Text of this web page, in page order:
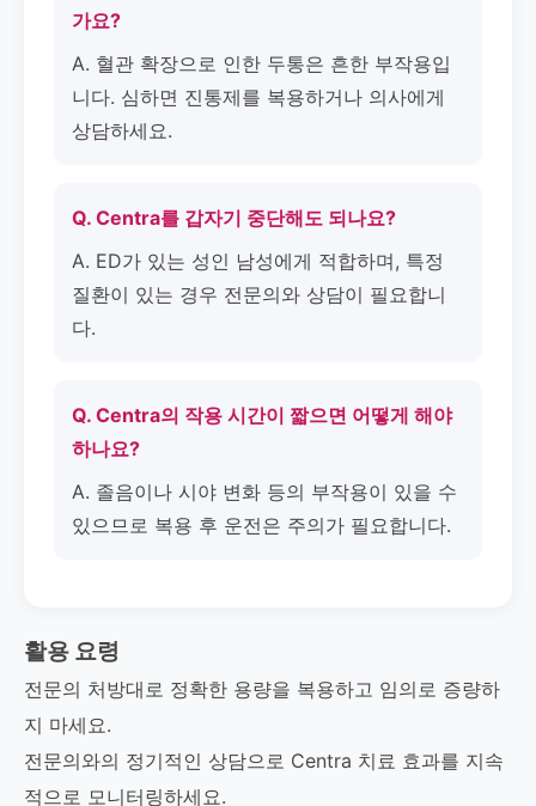
가요?
A. 혈관 확장으로 인한 두통은 흔한 부작용입
니다. 심하면 진통제를 복용하거나 의사에게
상담하세요.
Q. Centra를 갑자기 중단해도 되나요?
A. ED가 있는 성인 남성에게 적합하며, 특정
질환이 있는 경우 전문의와 상담이 필요합니
다.
Q. Centra의 작용 시간이 짧으면 어떻게 해야
하나요?
A. 졸음이나 시야 변화 등의 부작용이 있을 수
있으므로 복용 후 운전은 주의가 필요합니다.
활용 요령
전문의 처방대로 정확한 용량을 복용하고 임의로 증량하
지 마세요.
전문의와의 정기적인 상담으로 Centra 치료 효과를 지속
적으로 모니터링하세요.